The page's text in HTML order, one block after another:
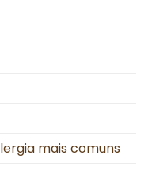
mais comuns